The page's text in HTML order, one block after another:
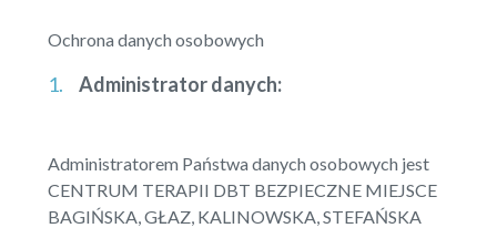
Ochrona danych osobowych
Administrator danych:
Administratorem Państwa danych osobowych jest
CENTRUM TERAPII DBT BEZPIECZNE MIEJSCE
BAGIŃSKA, GŁAZ, KALINOWSKA, STEFAŃSKA